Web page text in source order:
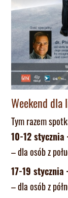
Weekend dla
Tym razem
10-12 stycznia
– dla osób z
17-19 stycznia
– dla osób z